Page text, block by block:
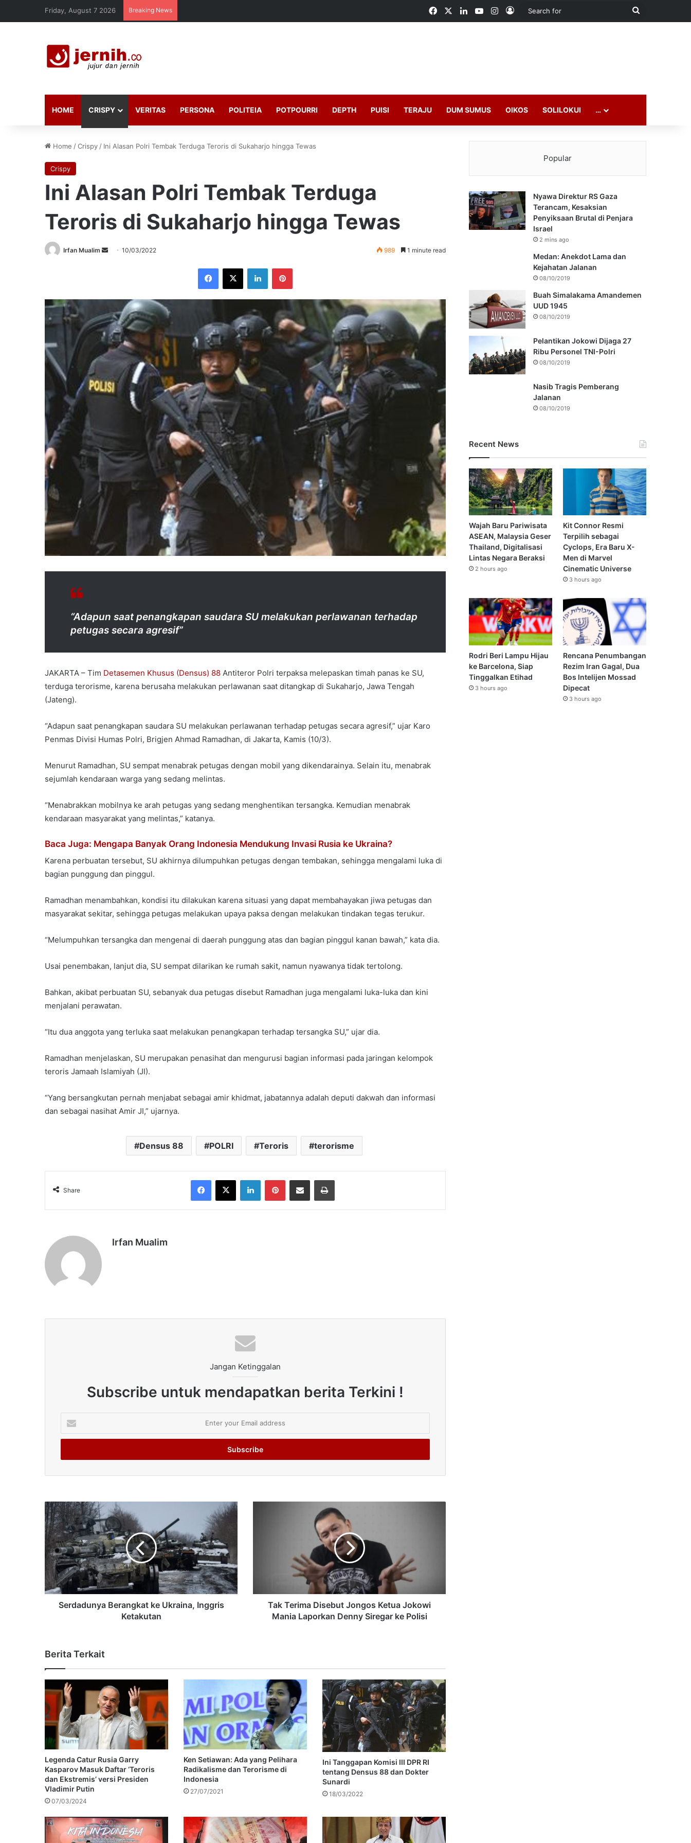
Friday, August 7 2026 Breaking News FacebookLinkedInYouTubeInstagram
Log In
Search
HOME CRISPY VERITAS PERSONA POLITEIA POTPOURRI DEPTH PUISI TERAJU DUM SUMUS OIKOS SOLILOKUI …
Home /Crispy / Ini Alasan Polri Tembak Terduga Teroris di Sukaharjo hingga Tewas
Crispy
Ini Alasan Polri Tembak Terduga
Teroris di Sukaharjo hingga Tewas
Irfan Mualim
Send10/03/2022 989 1 minute read
Facebook
X LinkedInPinterest
“Adapun saat penangkapan saudara SU melakukan perlawanan terhadap
petugas secara agresif”
JAKARTA – Tim Detasemen Khusus (Densus) 88 Antiteror Polri terpaksa melepaskan timah panas ke SU,
terduga terorisme, karena berusaha melakukan perlawanan saat ditangkap di Sukaharjo, Jawa Tengah
(Jateng).
“Adapun saat penangkapan saudara SU melakukan perlawanan terhadap petugas secara agresif,” ujar Karo
Penmas Divisi Humas Polri, Brigjen Ahmad Ramadhan, di Jakarta, Kamis (10/3).
Menurut Ramadhan, SU sempat menabrak petugas dengan mobil yang dikendarainya. Selain itu, menabrak
sejumlah kendaraan warga yang sedang melintas.
“Menabrakkan mobilnya ke arah petugas yang sedang menghentikan tersangka. Kemudian menabrak
kendaraan masyarakat yang melintas,” katanya.
Baca Juga: Mengapa Banyak Orang Indonesia Mendukung Invasi Rusia ke Ukraina?
Karena perbuatan tersebut, SU akhirnya dilumpuhkan petugas dengan tembakan, sehingga mengalami luka di
bagian punggung dan pinggul.
Ramadhan menambahkan, kondisi itu dilakukan karena situasi yang dapat membahayakan jiwa petugas dan
masyarakat sekitar, sehingga petugas melakukan upaya paksa dengan melakukan tindakan tegas terukur.
“Melumpuhkan tersangka dan mengenai di daerah punggung atas dan bagian pinggul kanan bawah,” kata dia.
Usai penembakan, lanjut dia, SU sempat dilarikan ke rumah sakit, namun nyawanya tidak tertolong.
Bahkan, akibat perbuatan SU, sebanyak dua petugas disebut Ramadhan juga mengalami luka-luka dan kini
menjalani perawatan.
“Itu dua anggota yang terluka saat melakukan penangkapan terhadap tersangka SU,” ujar dia.
Ramadhan menjelaskan, SU merupakan penasihat dan mengurusi bagian informasi pada jaringan kelompok
teroris Jamaah Islamiyah (JI).
“Yang bersangkutan pernah menjabat sebagai amir khidmat, jabatannya adalah deputi dakwah dan informasi
dan sebagai nasihat Amir JI,” ujarnya.
Densus 88 POLRI Teroris terorisme
Share
Facebook
X LinkedInPinterestShare via Email Print
Irfan Mualim
Jangan Ketinggalan
Subscribe untuk mendapatkan berita Terkini !
your
Email
Serdadunya Berangkat ke Ukraina, Inggris
Ketakutan
Tak Terima Disebut Jongos Ketua Jokowi
Mania Laporkan Denny Siregar ke Polisi
Berita Terkait
Legenda Catur Rusia Garry
Kasparov Masuk Daftar ‘Teroris
dan Ekstremis’ versi Presiden
Vladimir Putin
07/03/2024
Ken Setiawan: Ada yang Pelihara
Radikalisme dan Terorisme di
Indonesia
27/07/2021
Ini Tanggapan Komisi III DPR RI
tentang Densus 88 dan Dokter
Sunardi
18/03/2022
Popular
Nyawa Direktur RS Gaza
Terancam, Kesaksian
Penyiksaan Brutal di Penjara
Israel
2 mins ago
Medan: Anekdot Lama dan
Kejahatan Jalanan
08/10/2019
Buah Simalakama Amandemen
UUD 1945
08/10/2019
Pelantikan Jokowi Dijaga 27
Ribu Personel TNI-Polri
08/10/2019
Nasib Tragis Pemberang
Jalanan
08/10/2019
Recent News
Wajah Baru Pariwisata
ASEAN, Malaysia Geser
Thailand, Digitalisasi
Lintas Negara Beraksi
2 hours ago
Kit Connor Resmi
Terpilih sebagai
Cyclops, Era Baru X-
Men di Marvel
Cinematic Universe
3 hours ago
Rodri Beri Lampu Hijau
ke Barcelona, Siap
Tinggalkan Etihad
3 hours ago
Rencana Penumbangan
Rezim Iran Gagal, Dua
Bos Intelijen Mossad
Dipecat
3 hours ago